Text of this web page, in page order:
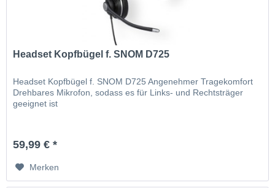
Headset Kopfbügel f. SNOM D725
Headset Kopfbügel f. SNOM D725 Angenehmer Tragekomfort
Drehbares Mikrofon, sodass es für Links- und Rechtsträger
geeignet ist
59,99 € *
Merken